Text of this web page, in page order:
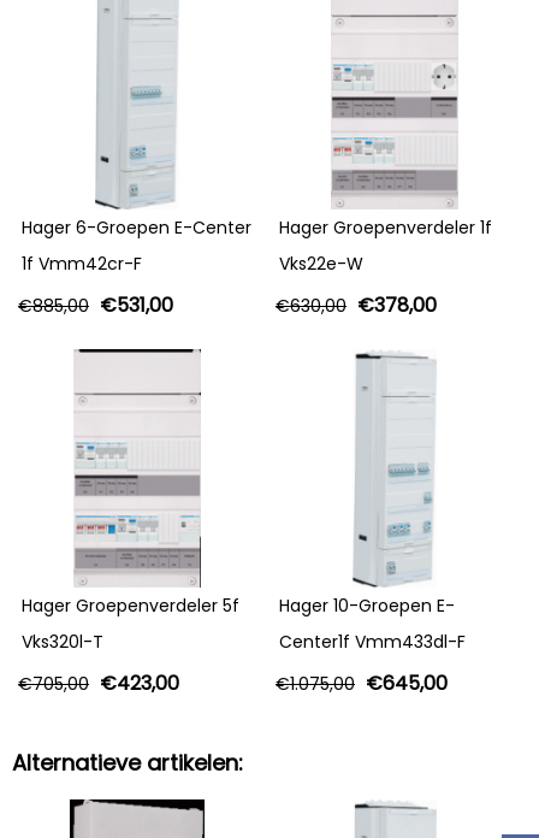
Hager 6-Groepen E-Center
1f Vmm42cr-F
€885,00 €531,00
Hager Groepenverdeler 1f
Vks22e-W
€630,00 €378,00
Hager Groepenverdeler 5f
Vks320l-T
€705,00 €423,00
Hager 10-Groepen E-
Center1f Vmm433dl-F
€1.075,00 €645,00
Alternatieve artikelen: